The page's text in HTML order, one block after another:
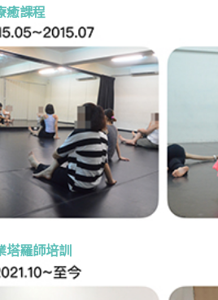
癒課程
塔羅師培訓